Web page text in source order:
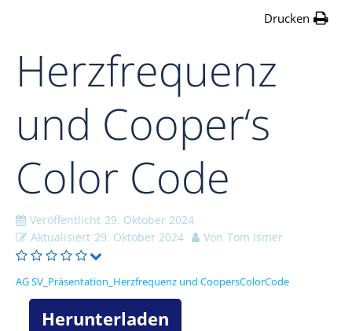
Drucken
Herzfrequenz
und Cooper‘s
Color Code
Veröffentlicht 29. Oktober 2024
Aktualisiert 29. Oktober 2024 Von Tom Ismer
AG SV_Präsentation_Herzfrequenz und CoopersColorCode
Herunterladen